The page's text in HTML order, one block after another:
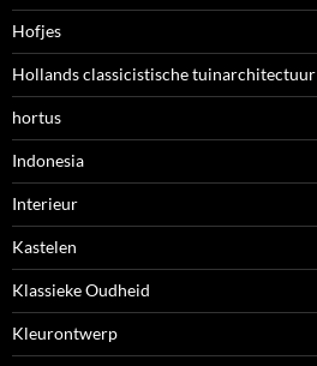
Hofjes
Hollands classicistische tuinarchitectuur
hortus
Indonesia
Interieur
Kastelen
Klassieke Oudheid
Kleurontwerp